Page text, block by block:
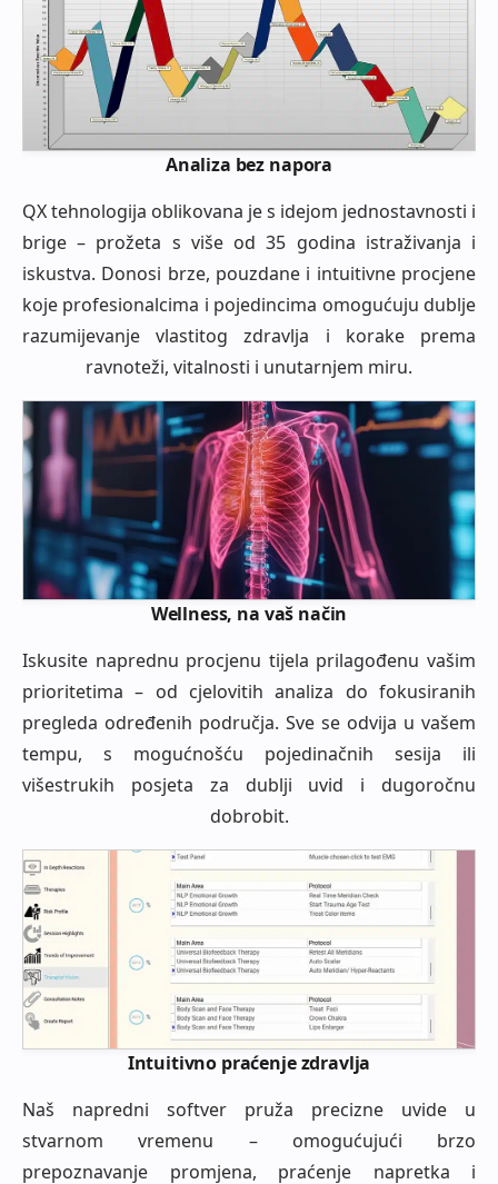
Analiza bez napora
QX tehnologija oblikovana je s idejom jednostavnosti i
brige – prožeta s više od 35 godina istraživanja i
iskustva. Donosi brze, pouzdane i intuitivne procjene
koje profesionalcima i pojedincima omogućuju dublje
razumijevanje vlastitog zdravlja i korake prema
ravnoteži, vitalnosti i unutarnjem miru.
Wellness, na vaš način
Iskusite naprednu procjenu tijela prilagođenu vašim
prioritetima – od cjelovitih analiza do fokusiranih
pregleda određenih područja. Sve se odvija u vašem
tempu, s mogućnošću pojedinačnih sesija ili
višestrukih posjeta za dublji uvid i dugoročnu
dobrobit.
Intuitivno praćenje zdravlja
Naš napredni softver pruža precizne uvide u
stvarnom vremenu – omogućujući brzo
prepoznavanje promjena, praćenje napretka i